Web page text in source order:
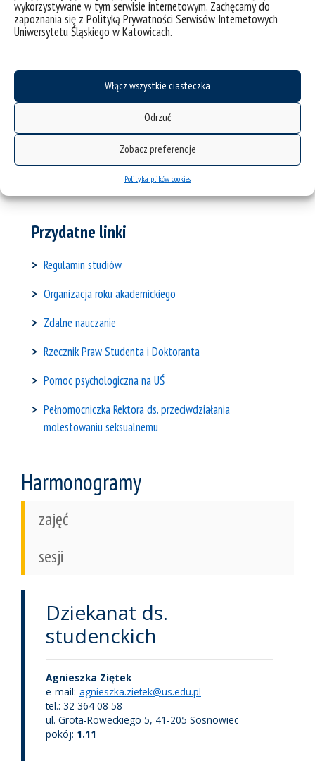
wykorzystywane w tym serwisie internetowym. Zachęcamy do
zapoznania się z Polityką Prywatności Serwisów Internetowych
Uniwersytetu Śląskiego w Katowicach.
Włącz wszystkie ciasteczka
Odrzuć
Zobacz preferencje
Polityka plików cookies
ul. Grota-Roweckiego 5, 41-200 Sosnowiec
pok. / room:4.13
dr Anna Majer
Zastępczyni Dyrektora
kierunku
ul. Grota-Roweckiego 5, 41-200 Sosnowiec
Przydatne linki
Regulamin studiów
Organizacja roku akademickiego
Zdalne nauczanie
Rzecznik Praw Studenta i Doktoranta
Pomoc psychologiczna na UŚ
Pełnomocniczka Rektora ds. przeciwdziałania
molestowaniu seksualnemu
Harmonogramy
zajęć
sesji
Dziekanat ds.
studenckich
Agnieszka Ziętek
e-mail: agnieszka.zietek@us.edu.pl
tel.: 32 364 08 58
ul. Grota-Roweckiego 5, 41-205 Sosnowiec
pokój: 1.11